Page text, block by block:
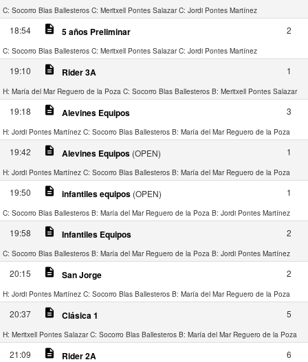
C: Socorro Blas Ballesteros C: Meritxell Pontes Salazar C: Jordi Pontes Martínez
18:54 description 5 años Preliminar 2
C: Socorro Blas Ballesteros C: Meritxell Pontes Salazar C: Jordi Pontes Martínez
19:10 description Rider 3A 1
H: María del Mar Reguero de la Poza C: Socorro Blas Ballesteros B: Meritxell Pontes Salazar
19:18 description Alevines Equipos 3
H: Jordi Pontes Martínez C: Socorro Blas Ballesteros B: María del Mar Reguero de la Poza
19:42 description Alevines Equipos (OPEN) 1
H: Jordi Pontes Martínez C: Socorro Blas Ballesteros B: María del Mar Reguero de la Poza
19:50 description infantiles equipos (OPEN) 1
C: Socorro Blas Ballesteros B: María del Mar Reguero de la Poza B: Jordi Pontes Martínez
19:58 description Infantiles Equipos 2
C: Socorro Blas Ballesteros B: María del Mar Reguero de la Poza B: Jordi Pontes Martínez
20:15 description San Jorge 2
H: Jordi Pontes Martínez C: Socorro Blas Ballesteros B: María del Mar Reguero de la Poza
20:37 description Clásica 1 5
H: Meritxell Pontes Salazar C: Socorro Blas Ballesteros B: María del Mar Reguero de la Poza
21:09 description Rider 2A 6